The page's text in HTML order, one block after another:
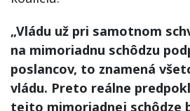
„Vládu už pri samotnom
na mimoriadnu schôdzu
poslancov, to znamená
vládu. Preto reálne
tejto mimoriadnej schôdze